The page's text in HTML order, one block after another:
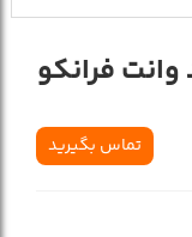
فرانکو
تماس بگیرید